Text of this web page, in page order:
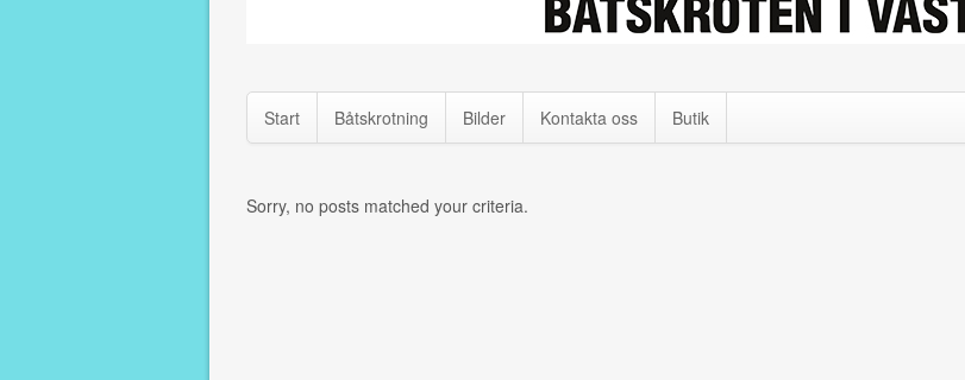
Start Båtskrotning Bilder Kontakta oss Butik
Sorry, no posts matched your criteria.